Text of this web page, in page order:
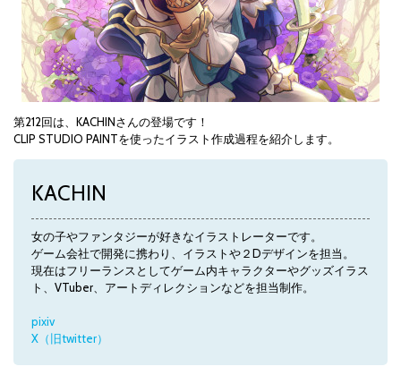
第212回は、KACHINさんの登場です！
CLIP STUDIO PAINTを使ったイラスト作成過程を紹介します。
KACHIN
女の子やファンタジーが好きなイラストレーターです。
ゲーム会社で開発に携わり、イラストや２Dデザインを担当。
現在はフリーランスとしてゲーム内キャラクターやグッズイラス
ト、VTuber、アートディレクションなどを担当制作。
pixiv
X（旧twitter）